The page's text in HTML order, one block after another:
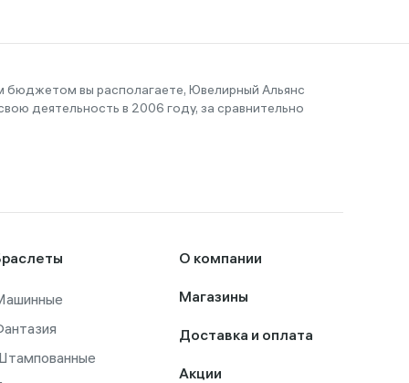
бюджетом вы располагаете, Ювелирный Альянс
деятельность в 2006 году, за сравнительно
О компании
Магазины
Доставка и оплата
Акции